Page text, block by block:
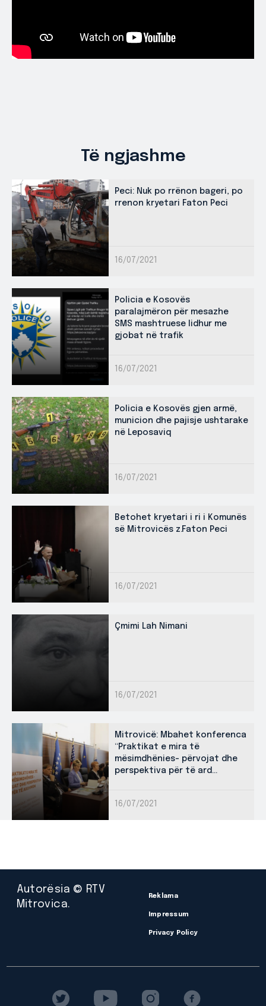
Të ngjashme
Peci: Nuk po rrënon bageri, po
rrenon kryetari Faton Peci
16/07/2021
Policia e Kosovës
paralajmëron për mesazhe
SMS mashtruese lidhur me
gjobat në trafik
16/07/2021
Policia e Kosovës gjen armë,
municion dhe pajisje ushtarake
në Leposaviq
16/07/2021
Betohet kryetari i ri i Komunës
së Mitrovicës z.Faton Peci
16/07/2021
Çmimi Lah Nimani
16/07/2021
Mitrovicë: Mbahet konferenca
“Praktikat e mira të
mësimdhënies- përvojat dhe
perspektiva për të ard...
16/07/2021
Autorësia © RTV
Mitrovica.
Reklama
Impressum
Privacy Policy